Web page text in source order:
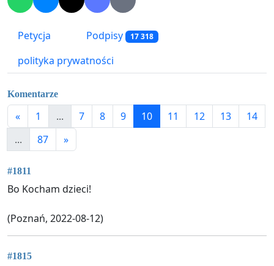
Petycja Podpisy 17 318
polityka prywatności
Komentarze
« 1 ... 7 8 9 10 11 12 13
14
...
87 »
#1811
Bo Kocham dzieci!
(Poznań, 2022-08-12)
#1815